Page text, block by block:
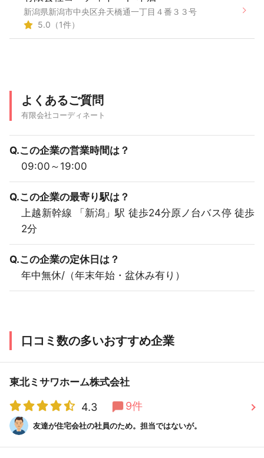
新潟県新潟市中央区弁天橋通一丁目４番３３号
5.0（1件）
よくあるご質問
有限会社コーディネート
Q.この企業の営業時間は？
09:00～19:00
Q.この企業の最寄り駅は？
上越新幹線 「新潟」駅 徒歩24分原ノ台バス停 徒歩
2分
Q.この企業の定休日は？
年中無休/（年末年始・盆休み有り）
口コミ数の多いおすすめ企業
東北ミサワホーム株式会社
4.3 9件
友達が住宅会社の社員のため。担当ではないが。